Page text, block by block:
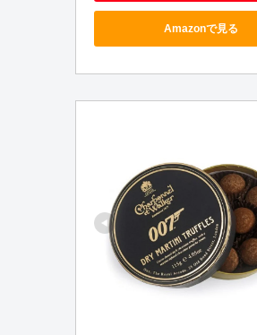
Amazonで見る